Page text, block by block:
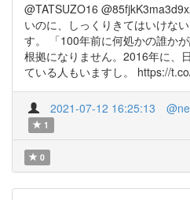
@TATSUZO16
いのに、しっくりきてはいけな
す。 「100年前に何処かの誰か
根拠になりません。2016年に、
ている人もいますし。 https://
2021-07-12 16:25:13
1
0